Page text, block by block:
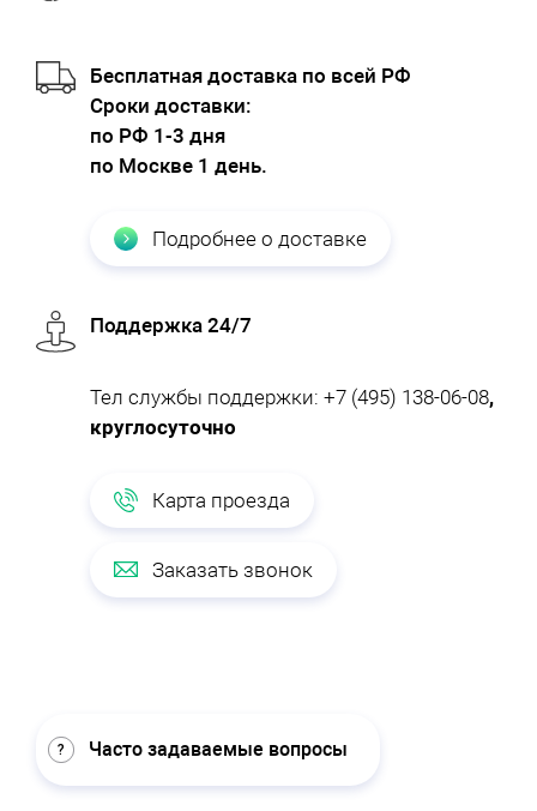
Бесплатная доставка по всей РФ
Cроки доставки:
по РФ 1-3 дня
по Москве 1 день.
Подробнее о доставке
Поддержка 24/7
Тел службы поддержки: +7 (495) 138-06-08,
круглосуточно
Карта проезда
Заказать звонок
Часто задаваемые вопросы